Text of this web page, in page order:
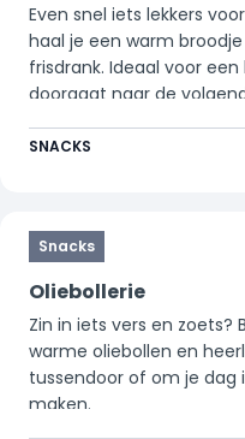
Even snel iets lekkers
haal je een warm
frisdrank. Ideaal voor
doorgaat naar de
SNACKS
Snacks
Oliebollerie
Zin in iets vers en zoets?
warme oliebollen en
tussendoor of om je dag
maken.